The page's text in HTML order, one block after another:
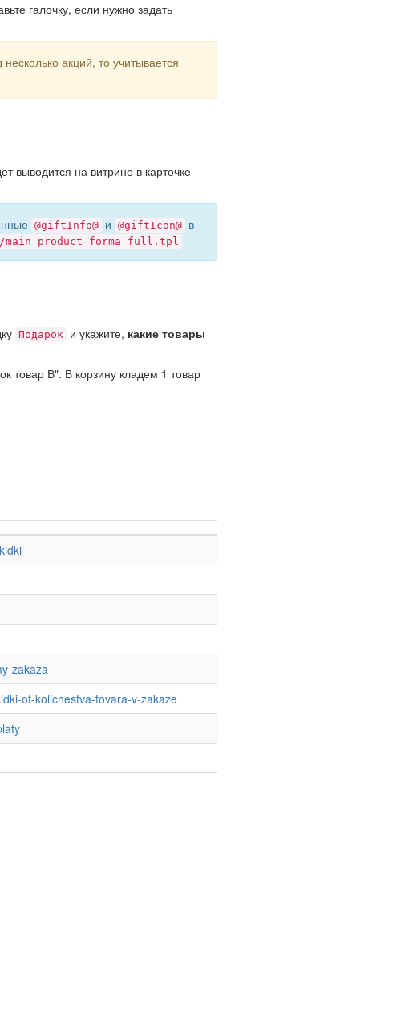
галочку, если нужно задать
акций, то учитывается
выводится на витрине в карточке
@giftInfo@ и @giftIcon@ в
main_product_forma_full.tpl
Подарок и укажите, какие товары
товар В". В корзину кладем 1 товар
zakaza
ot-kolichestva-tovara-v-zakaze